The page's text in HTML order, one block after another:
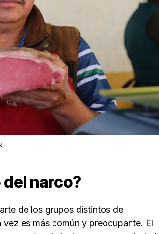
narco?
de los grupos distintos de
es más común y preocupante. El